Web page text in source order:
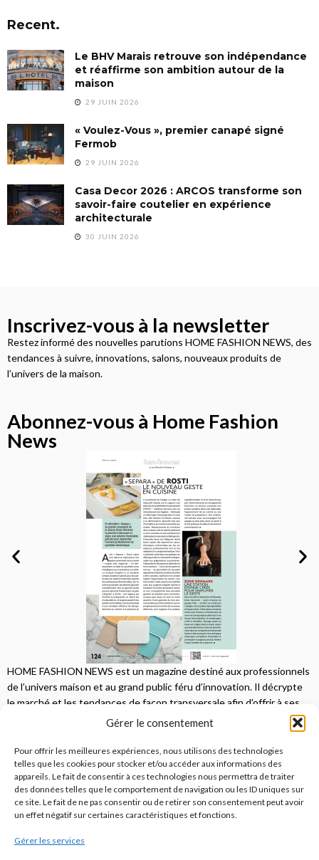
Gérer le consentement
Pour offrir les meilleures expériences, nous utilisons des technologies
telles que les cookies pour stocker et/ou accéder aux informations des
appareils. Le fait de consentir à ces technologies nous permettra de traiter
des données telles que le comportement de navigation ou les ID uniques sur
ce site. Le fait de ne pas consentir ou de retirer son consentement peut avoir
un effet négatif sur certaines caractéristiques et fonctions.
Gérer les services
Recent.
Le BHV Marais retrouve son indépendance
et réaffirme son ambition autour de la
maison
29 JUIN 2026
« Voulez-Vous », premier canapé signé
Fermob
29 JUIN 2026
Casa Decor 2026 : ARCOS transforme son
savoir-faire coutelier en expérience
architecturale
30 JUIN 2026
Inscrivez-vous à la newsletter
Restez informé des nouvelles parutions HOME FASHION NEWS, des
tendances à suivre, innovations, salons, nouveaux produits de
l’univers de la maison.
Abonnez-vous à Home Fashion
News
HOME FASHION NEWS est un magazine destiné aux professionnels
de l’univers maison et au grand public féru d’innovation. Il décrypte
le marché et les tendances de façon transversale afin d’offrir à ses
lecteurs une vision complète.
JE M'ABONNE